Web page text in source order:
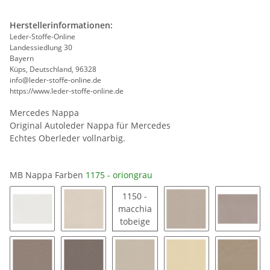
Herstellerinformationen:
Leder-Stoffe-Online
Landessiedlung 30
Bayern
Küps, Deutschland, 96328
info@leder-stoffe-online.de
https://www.leder-stoffe-online.de
Mercedes Nappa
Original Autoleder Nappa für Mercedes
Echtes Oberleder vollnarbig.
MB Nappa Farben 1175 - oriongrau
1163 - signalweiß1194 - porzellan
1150 -
macchia
tobeige1150 - macchiatobeige
1189 - saharabeige
1185 -